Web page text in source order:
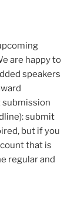
are happy to
speakers
submit
but if you
that is
regular and